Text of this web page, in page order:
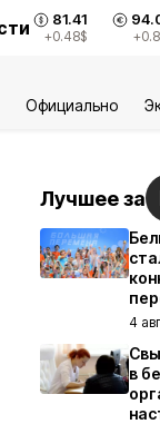
81.41
+0.48$
Официально
Лучшее за
4
в